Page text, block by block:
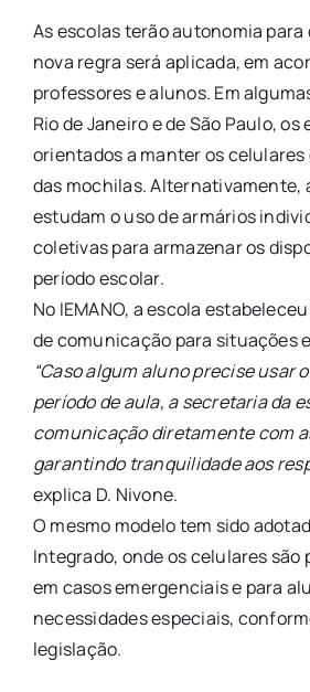
As escolas terão autonomia
nova regra será aplicada, em
professores e alunos. Em
Rio de Janeiro e de São Paulo,
orientados a manter os
das mochilas. Alternativamente,
estudam o uso de armários
coletivas para armazenar os
período escolar.
No IEMANO, a escola
de comunicação para situações
“Caso algum aluno precise usar
período de aula, a secretaria da
comunicação diretamente com
garantindo tranquilidade aos
explica D. Nivone.
O mesmo modelo tem sido
Integrado, onde os celulares são
em casos emergenciais e para
necessidades especiais,
legislação.